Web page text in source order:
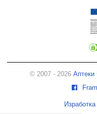
© 2007 - 2026